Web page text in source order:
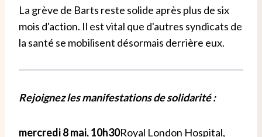
La grève de Barts reste solide après plus de six
mois d'action. Il est vital que d'autres syndicats de
la santé se mobilisent désormais derrière eux.
Rejoignez les manifestations de solidarité :
mercredi 8 mai, 10h30Royal London Hospital,